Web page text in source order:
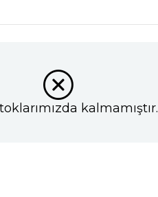
kalmamıştır.